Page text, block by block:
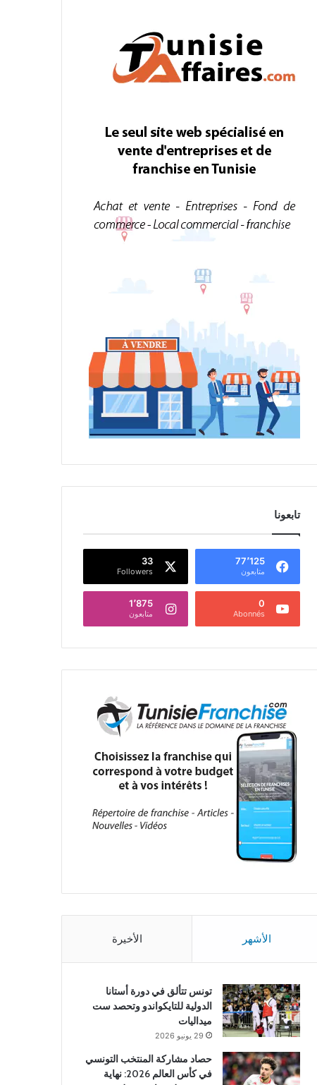
تابعونا
77٬125
متابعون
33
Followers
0
Abonnés
1٬875
متابعون
الأشهر الأخيرة
تونس تتألق في دورة أستانا
الدولية للتايكواندو وتحصد ست
ميداليات
29 يونيو 2026
حصاد مشاركة المنتخب التونسي
في كأس العالم 2026: نهاية